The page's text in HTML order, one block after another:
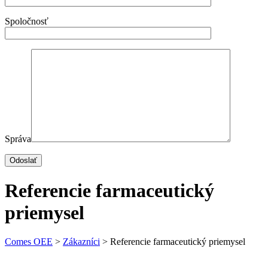
Spoločnosť
Správa
Referencie farmaceutický
priemysel
Comes OEE > Zákazníci > Referencie farmaceutický priemysel